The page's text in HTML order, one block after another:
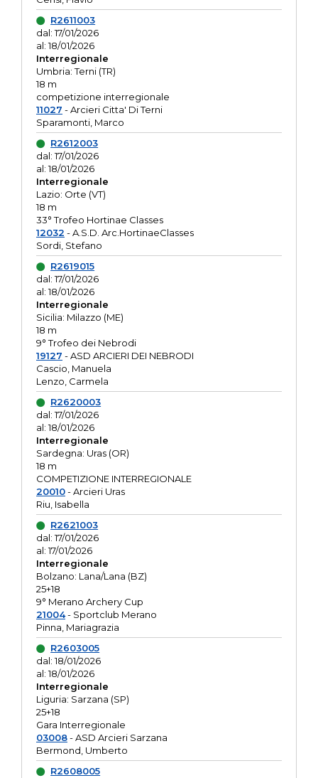
R2611003
dal: 17/01/2026
al: 18/01/2026
Interregionale
Umbria: Terni (TR)
18 m
competizione interregionale
11027 - Arcieri Citta' Di Terni
Sparamonti, Marco
R2612003
dal: 17/01/2026
al: 18/01/2026
Interregionale
Lazio: Orte (VT)
18 m
33° Trofeo Hortinae Classes
12032 - A.S.D. Arc.HortinaeClasses
Sordi, Stefano
R2619015
dal: 17/01/2026
al: 18/01/2026
Interregionale
Sicilia: Milazzo (ME)
18 m
9° Trofeo dei Nebrodi
19127 - ASD ARCIERI DEI NEBRODI
Cascio, Manuela
Lenzo, Carmela
R2620003
dal: 17/01/2026
al: 18/01/2026
Interregionale
Sardegna: Uras (OR)
18 m
COMPETIZIONE INTERREGIONALE
20010- Arcieri Uras
Riu, Isabella
R2621003
dal: 17/01/2026
al: 17/01/2026
Interregionale
Bolzano: Lana/Lana (BZ)
25+18
9° Merano Archery Cup
21004- Sportclub Merano
Pinna, Mariagrazia
R2603005
dal: 18/01/2026
al: 18/01/2026
Interregionale
Liguria: Sarzana (SP)
25+18
Gara Interregionale
03008- ASD Arcieri Sarzana
Bermond, Umberto
R2608005